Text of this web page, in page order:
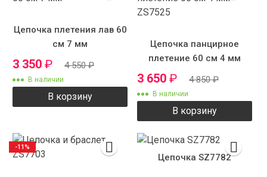
Цепочка плетения лав 60
см 7 мм
3 350 ₽ 4 550₽
В наличии
В корзину
Цепочка панцирное
плетение 60 см 4 мм
3 650 ₽ 4 850₽
В наличии
В корзину
-11%
Цепочка SZ7782